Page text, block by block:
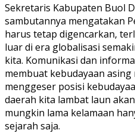
Sekretaris Kabupaten Buol
sambutannya mengatakan
harus tetap digencarkan,
luar di era globalisasi
kita. Komunikasi dan
membuat kebudayaan asing
menggeser posisi
daerah kita lambat laun
mungkin lama kelamaan
sejarah saja.